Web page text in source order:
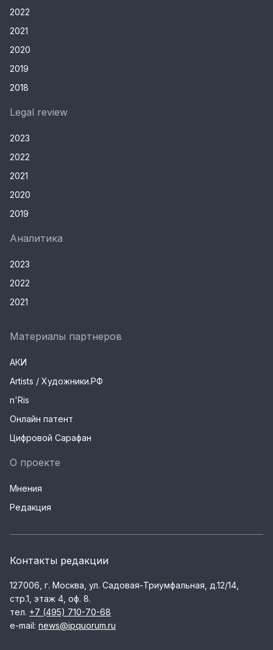
2022
2021
2020
2019
2018
Legal review
2023
2022
2021
2020
2019
Аналитика
2023
2022
2021
Материалы партнеров
АКИ
Artists / Художники.РФ
n'Ris
Онлайн патент
Цифровой Сарафан
О проекте
Мнения
Редакция
Контакты редакции
127006, г. Москва, ул. Садовая-Триумфальная, д.12/14,
стр.1, этаж 4, оф. 8.
тел. +7 (495) 710-70-68
e-mail: news@ipquorum.ru